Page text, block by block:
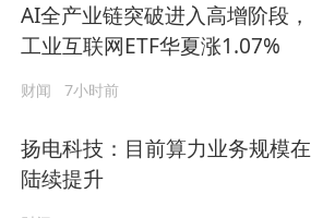
AI全产业链突破进入高增阶段，
工业互联网ETF华夏涨1.07%
财闻 7小时前
扬电科技：目前算力业务规模在
陆续提升